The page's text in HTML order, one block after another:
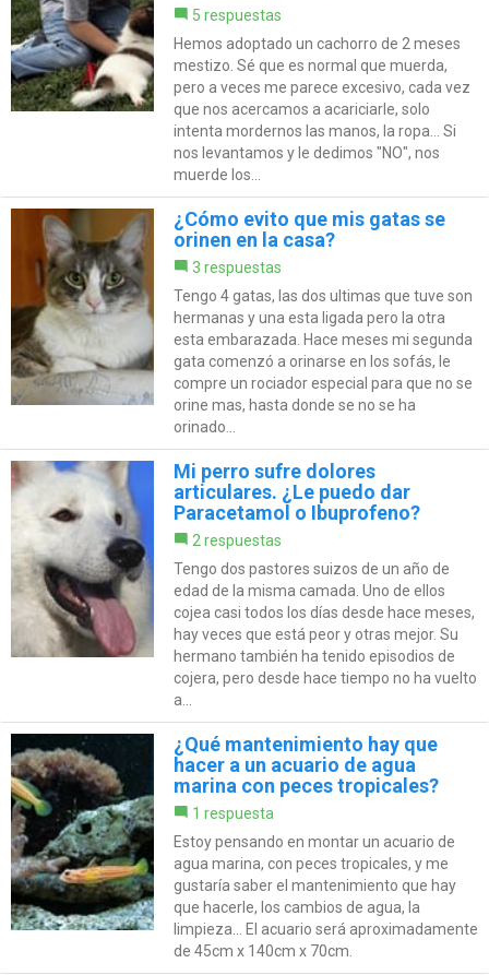
5 respuestas
Hemos adoptado un cachorro de 2 meses
mestizo. Sé que es normal que muerda,
pero a veces me parece excesivo, cada vez
que nos acercamos a acariciarle, solo
intenta mordernos las manos, la ropa... Si
nos levantamos y le dedimos "NO", nos
muerde los...
¿Cómo evito que mis gatas se
orinen en la casa?
3 respuestas
Tengo 4 gatas, las dos ultimas que tuve son
hermanas y una esta ligada pero la otra
esta embarazada. Hace meses mi segunda
gata comenzó a orinarse en los sofás, le
compre un rociador especial para que no se
orine mas, hasta donde se no se ha
orinado...
Mi perro sufre dolores
articulares. ¿Le puedo dar
Paracetamol o Ibuprofeno?
2 respuestas
Tengo dos pastores suizos de un año de
edad de la misma camada. Uno de ellos
cojea casi todos los días desde hace meses,
hay veces que está peor y otras mejor. Su
hermano también ha tenido episodios de
cojera, pero desde hace tiempo no ha vuelto
a...
¿Qué mantenimiento hay que
hacer a un acuario de agua
marina con peces tropicales?
1 respuesta
Estoy pensando en montar un acuario de
agua marina, con peces tropicales, y me
gustaría saber el mantenimiento que hay
que hacerle, los cambios de agua, la
limpieza... El acuario será aproximadamente
de 45cm x 140cm x 70cm.